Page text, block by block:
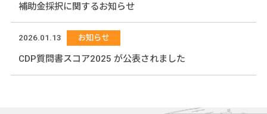
補助金採択に関するお知らせ
2026.01.13 お知らせ
CDP質問書スコア2025 が公表されました